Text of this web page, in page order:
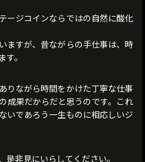
ージコインならではの自然に酸化
ますが、昔ながらの手仕事は、時
。
りながら時間をかけた丁寧な仕事
成果だからだと思うのです。これ
いであろう一生ものに相応しいジ
非見にいらしてください。